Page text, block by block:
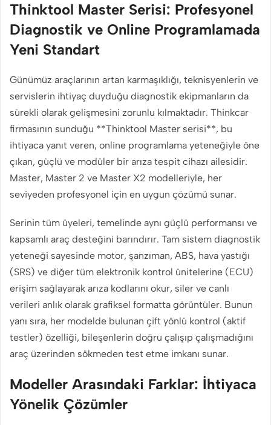
Thinktool Master Serisi: Profesyonel
Diagnostik ve Online Programlamada
Yeni Standart
Günümüz araçlarının artan karmaşıklığı, teknisyenlerin ve
servislerin ihtiyaç duyduğu diagnostik ekipmanların da
sürekli olarak gelişmesini zorunlu kılmaktadır. Thinkcar
firmasının sunduğu **Thinktool Master serisi**, bu
ihtiyaca yanıt veren, online programlama yeteneğiyle öne
çıkan, güçlü ve modüler bir arıza tespit cihazı ailesidir.
Master, Master 2 ve Master X2 modelleriyle, her
seviyeden profesyonel için en uygun çözümü sunar.
Serinin tüm üyeleri, temelinde aynı güçlü performansı ve
kapsamlı araç desteğini barındırır. Tam sistem diagnostik
yeteneği sayesinde motor, şanzıman, ABS, hava yastığı
(SRS) ve diğer tüm elektronik kontrol ünitelerine (ECU)
erişim sağlayarak arıza kodlarını okur, siler ve canlı
verileri anlık olarak grafiksel formatta görüntüler. Bunun
yanı sıra, her modelde bulunan çift yönlü kontrol (aktif
testler) özelliği, bileşenlerin doğru çalışıp çalışmadığını
araç üzerinden sökmeden test etme imkanı sunar.
Modeller Arasındaki Farklar: İhtiyaca
Yönelik Çözümler